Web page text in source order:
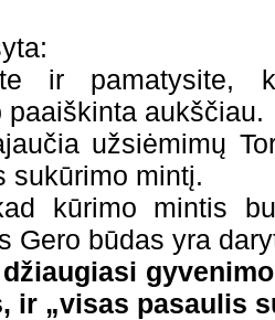
ir pamatysite,
paaiškinta aukščiau.
užsiėmimų
sukūrimo mintį.
kūrimo mintis
Gero būdas yra
ir „visas pasaulis